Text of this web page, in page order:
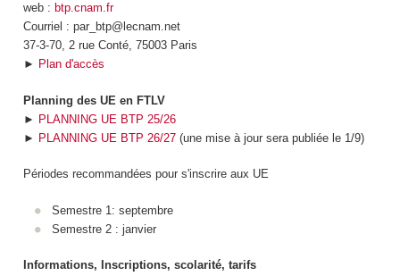
web : btp.cnam.fr
Courriel : par_btp@lecnam.net
37-3-70, 2 rue Conté, 75003 Paris
► Plan d'accès
Planning des UE en FTLV
► PLANNING UE BTP 25/26
► PLANNING UE BTP 26/27(une mise à jour sera publiée le 1/9)
Périodes recommandées pour s'inscrire aux UE
Semestre 1: septembre
Semestre 2 : janvier
Informations, Inscriptions, scolarité, tarifs